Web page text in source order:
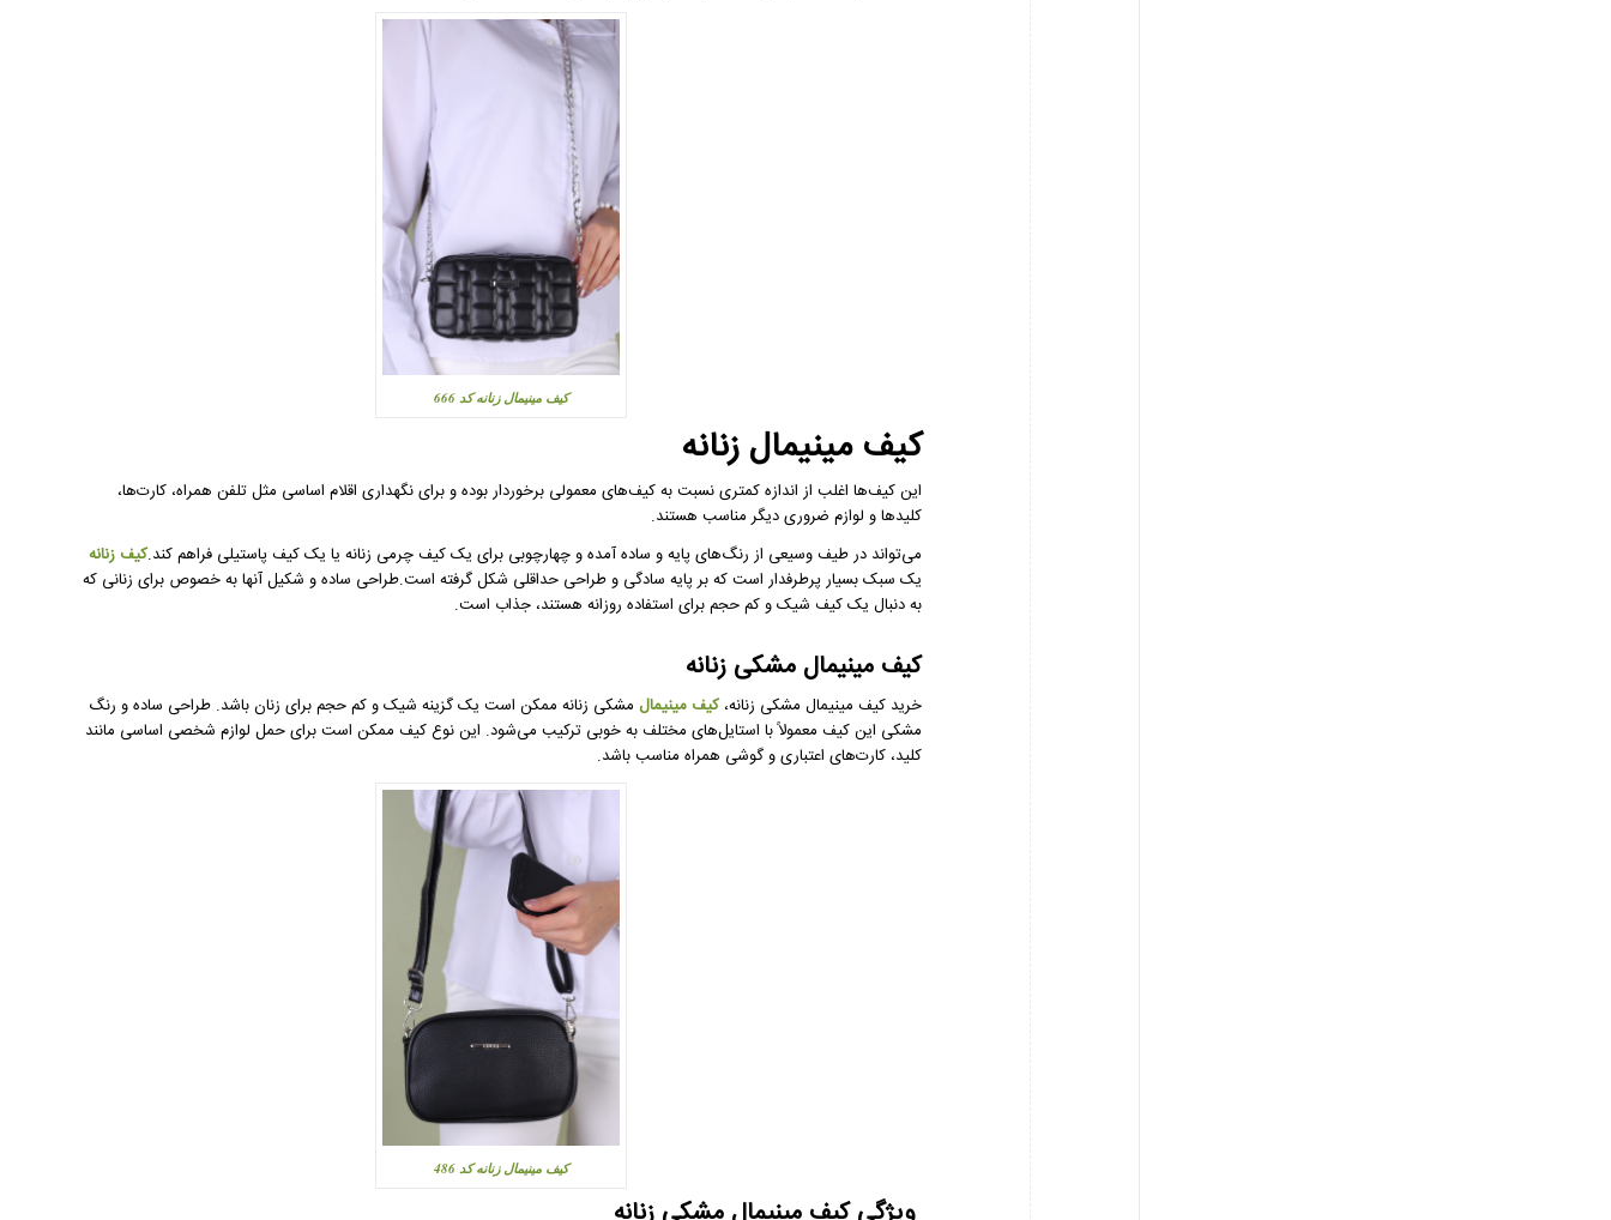
کیف مینیمال زنانه کد 666
کیف مینیمال زنانه
این کیف‌ها اغلب از اندازه کمتری نسبت به کیف‌های معمولی برخوردار بوده و برای نگهداری اقلام اساسی مثل تلفن همراه، کارت‌ها،
کلیدها و لوازم ضروری دیگر مناسب هستند.
می‌تواند در طیف وسیعی از رنگ‌های پایه و ساده آمده و چهارچوبی برای یک کیف چرمی زنانه یا یک کیف پاستیلی فراهم کند.کیف زنانه
یک سبک بسیار پرطرفدار است که بر پایه سادگی و طراحی حداقلی شکل گرفته است.طراحی ساده و شکیل آنها به خصوص برای زنانی که
به دنبال یک کیف شیک و کم حجم برای استفاده روزانه هستند، جذاب است.
کیف مینیمال مشکی زنانه
خرید کیف مینیمال مشکی زنانه،کیف مینیمالمشکی زنانه ممکن است یک گزینه شیک و کم حجم برای زنان باشد. طراحی ساده و رنگ
مشکی این کیف معمولاً با استایل‌های مختلف به خوبی ترکیب می‌شود. این نوع کیف ممکن است برای حمل لوازم شخصی اساسی مانند
کلید، کارت‌های اعتباری و گوشی همراه مناسب باشد.
کیف مینیمال زنانه کد 486